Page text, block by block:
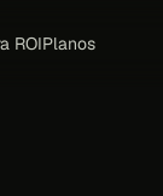
ROIPlanos